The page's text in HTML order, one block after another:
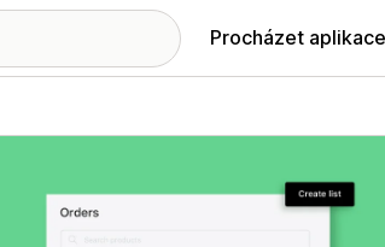
Procházet aplikace